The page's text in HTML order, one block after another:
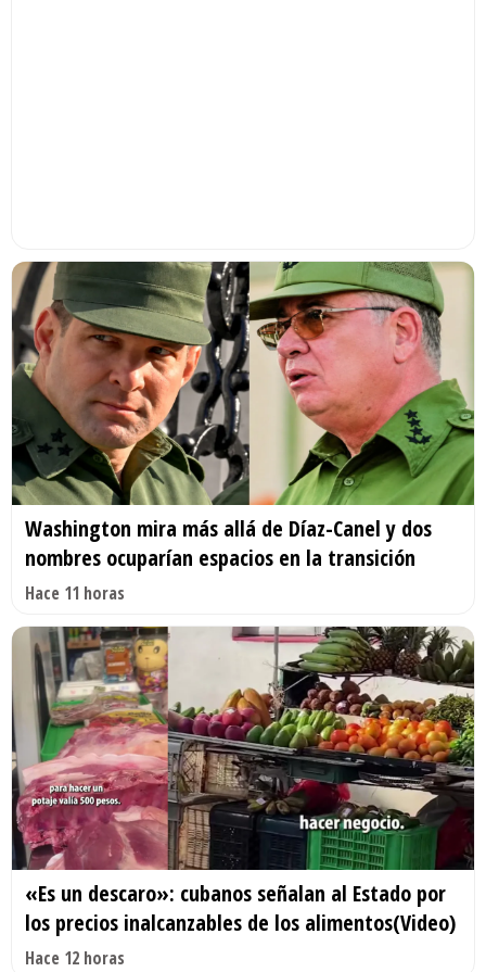
Washington mira más allá de Díaz-Canel y dos
nombres ocuparían espacios en la transición
Hace 11 horas
«Es un descaro»: cubanos señalan al Estado por
los precios inalcanzables de los alimentos(Video)
Hace 12 horas